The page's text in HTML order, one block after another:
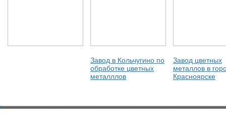
Завод в Кольчугино по
обработке цветных
металллов
Завод цветных
металлов в
Красноярске